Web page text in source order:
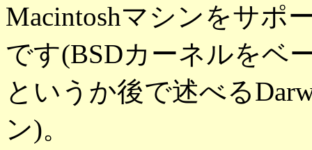
Macintoshマシンをサポ
です(BSDカーネルをベ
というか後で述べる
ン)。